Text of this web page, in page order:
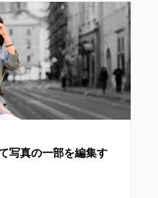
写真の一部を編集す